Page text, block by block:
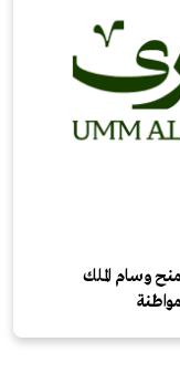
وسام الملك